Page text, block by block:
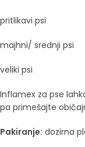
pritlikavi
majhni/
veliki psi
Inflamex za pse
pa primešajte
Pakiranje: dozirna